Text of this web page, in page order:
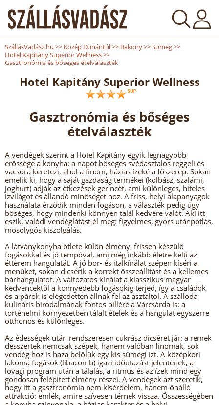
SzállásVadász.hu >> Közép Dunántúl>> Bakony>>Sümeg>>
Hotel Kapitány Superior Wellness>>
Gasztronómia és bőséges ételválaszték
Hotel Kapitány Superior Wellness
Gasztronómia és bőséges
ételválaszték
A vendégek szerint a Hotel Kapitány egyik legnagyobb
erőssége a konyha: a napot bőséges svédasztalos reggeli és
vacsora keretezi, ahol a finom, házias ízeké a főszerep. Sokan
emelik ki, hogy a saját gazdaság termékei (kolbász, szalámi,
joghurt) adják az étkezések gerincét, ami különleges, hiteles
ízvilágot és állandó minőséget hoz. A friss, helyi alapanyagok
használata érződik minden fogáson, a választék pedig úgy
bőséges, hogy mindenki könnyen talál kedvére valót. Aki itt
eszik, valódi vendéglátást él meg: figyelmes, gyors utánpótlás,
mosolygós kiszolgálás.
A látványkonyha ötlete külön élmény, frissen készülő
fogásokkal és jó tempóval, ami még inkább életre kelti az
étterem hangulatát. A jó bor- és italkínálat szépen kíséri a
menüket, sokan dicsérik a korrekt összeállítást és a kellemes
bárhangulatot. A változatos kínálat a klasszikus magyar
kedvencektől a könnyedebb fogásokig terjed, így a családok
és a párok is elégedetten állnak fel az asztaltól. A szálloda
kulináris birodalmának fontos pillére a Várcsárda is: a
történelmi környezetben tálalt ételek és a hangulat egyszerre
otthonos és különleges.
Az édességek után rendszeresen cukrász dicséret jár: a remek
desszertek nemcsak szépek, hanem valóban finomak, sok
vendég hoz is haza belőlük egy kis sümegi ízt. A középkori
lakoma fogások (libacomb) igazi időutazást jelentenek; a
lovagi program után a tálalás, a ritmus és az ízek mind egy
gondosan felépített élmény részei. A vendégek azt szeretik,
hogy itt a gasztronómia nem kísérőelem, hanem önálló
attrakció: emlék, amire szívesen térnek vissza. Összességében